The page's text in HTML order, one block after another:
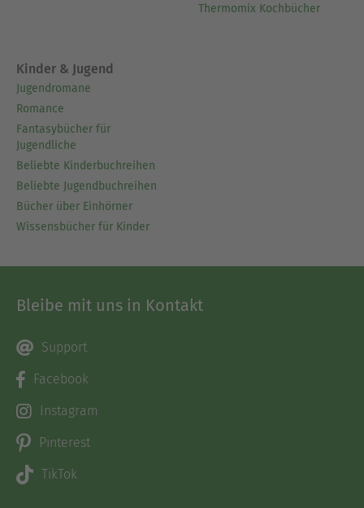
Thermomix Kochbücher
Kinder & Jugend
Jugendromane
Romance
Fantasybücher für
Jugendliche
Beliebte Kinderbuchreihen
Beliebte Jugendbuchreihen
Bücher über Einhörner
Wissensbücher für Kinder
Bleibe mit uns in Kontakt
Support
Facebook
Instagram
Pinterest
TikTok